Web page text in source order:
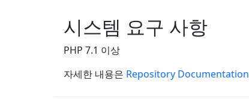
시스템 요구 사항
PHP 7.1 이상
자세한 내용은 Repository Documentation